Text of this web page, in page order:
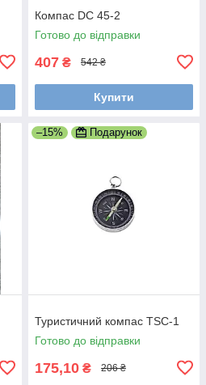
Компас DC 45-2
Готово до відправки
407 ₴ 542 ₴
Купити
–15% Подарунок
Туристичний компас TSC-1
Готово до відправки
175,10 ₴ 206 ₴